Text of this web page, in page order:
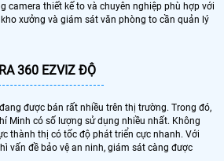
camera thiết kế to và chuyên nghiệp phù hợp với
xưởng và giám sát văn phòng to cần quản lý
360 EZVIZ ĐỘ
được bán rất nhiều trên thị trường. Trong đó,
Minh có số lượng sử dụng nhiều nhất. Không
thành thị có tốc độ phát triển cực nhanh. Với
vấn đề bảo vệ an ninh, giám sát càng được